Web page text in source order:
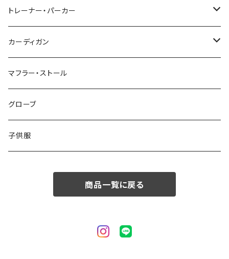
48/L
50/XL～
46/M
48/L
50/XL～
～44/S
46/M
48/L
50/XL～
トレーナー・パーカー
～44/S
46/M
48/L
50/XL～
カーディガン
～44/S
46/M
48/L
マフラー・ストール
グローブ
子供服
商品一覧に戻る